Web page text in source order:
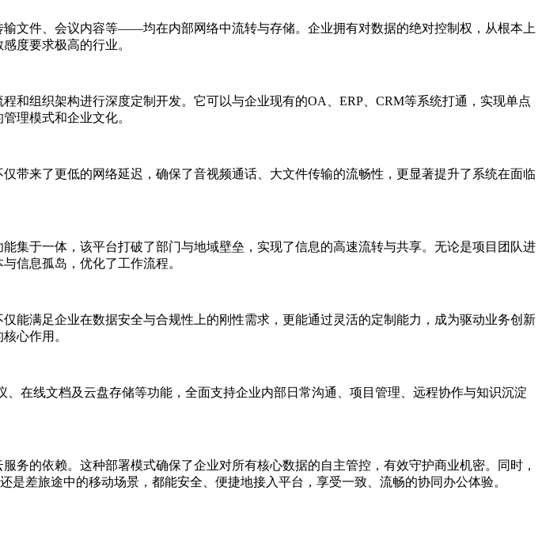
文件、会议内容等——均在内部网络中流转与存储。企业拥有对数据的绝对控制权，从根本上
度要求极高的行业。
和组织架构进行深度定制开发。它可以与企业现有的OA ERP CRM等系统打通，实现单点
理模式和企业文化。
带来了更低的网络延迟，确保了音视频通话、大文件传输的流畅性，更显著提升了系统在面临
集于一体，该平台打破了部门与地域壁垒，实现了信息的高速流转与共享。无论是项目团队进
信息孤岛，优化了工作流程。
能满足企业在数据安全与合规性上的刚性需求，更能通过灵活的定制能力，成为驱动业务创新
心作用。
、在线文档及云盘存储等功能，全面支持企业内部日常沟通、项目管理、远程协作与知识沉淀
的依赖。这种部署模式确保了企业对所有核心数据的自主管控，有效守护商业机密。同时，
是差旅途中的移动场景，都能安全、便捷地接入平台，享受一致、流畅的协同办公体验。